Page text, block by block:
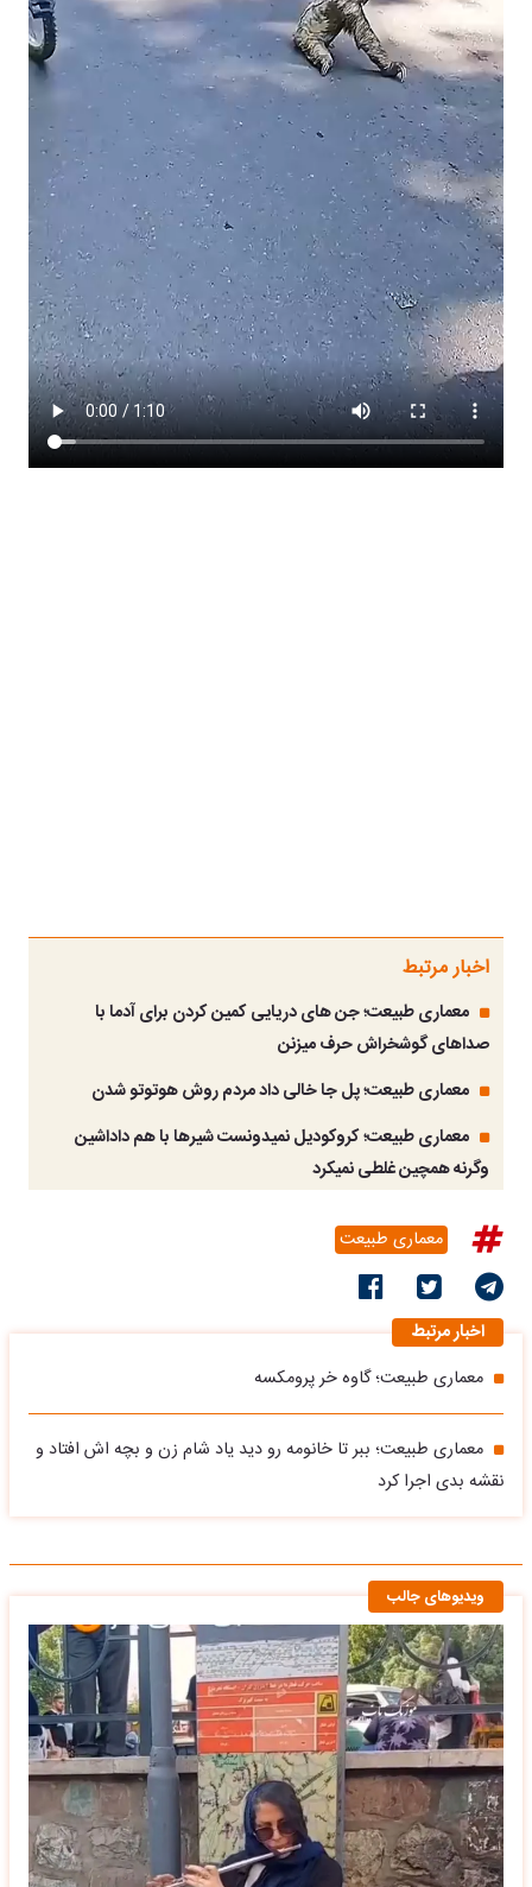
اخبار مرتبط
معماری طبیعت؛ جن های دریایی کمین کردن برای آدما با
صداهای گوشخراش حرف میزنن
معماری طبیعت؛ پل جا خالی داد مردم روش هوتوتو شدن
معماری طبیعت؛ کروکودیل نمیدونست شیرها با هم داداشین
وگرنه همچین غلطی نمیکرد
معماری طبیعت
اخبار مرتبط
معماری طبیعت؛ گاوه خر پرومکسه
معماری طبیعت؛ ببر تا خانومه رو دید یاد شام زن و بچه اش افتاد و
نقشه بدی اجرا کرد
ویدیوهای جالب